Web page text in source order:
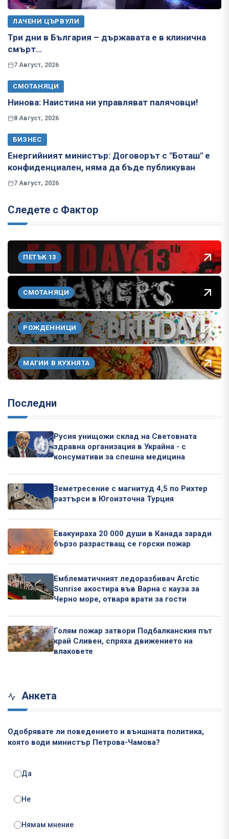
ЛАЧЕНИ ЦЪРВУЛИ
Три дни в България – държавата е в клинична
смърт…
7 Август, 2026
СМОТАНЯЦИ
Нинова: Наистина ни управляват палячовци!
8 Август, 2026
БИЗНЕС
Енергийният министър: Договорът с "Боташ" е
конфиденциален, няма да бъде публикуван
7 Август, 2026
Следете с Фактор
ПЕТЪК 13
СМОТАНЯЦИ
РОЖДЕННИЦИ
МАГИИ В КУХНЯТА
Последни
Русия унищожи склад на Световната
здравна организация в Украйна - с
консумативи за спешна медицина
Земетресение с магнитуд 4,5 по Рихтер
разтърси в Югоизточна Турция
Евакуираха 20 000 души в Канада заради
бързо разрастващ се горски пожар
Емблематичният ледоразбивач Arctic
Sunrise акостира във Варна с кауза за
Черно море, отваря врати за гости
Голям пожар затвори Подбалканския път
край Сливен, спряха движението на
влаковете
Анкета
Одобрявате ли поведението и външната политика,
която води министър Петрова-Чамова?
Да
Не
Нямам мнение